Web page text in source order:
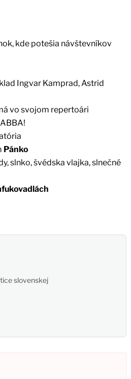
kde potešia návštevníkov
Ingvar Kamprad, Astrid
vo svojom repertoári
Pánko
slnko, švédska vlajka, slnečné
slovenskej